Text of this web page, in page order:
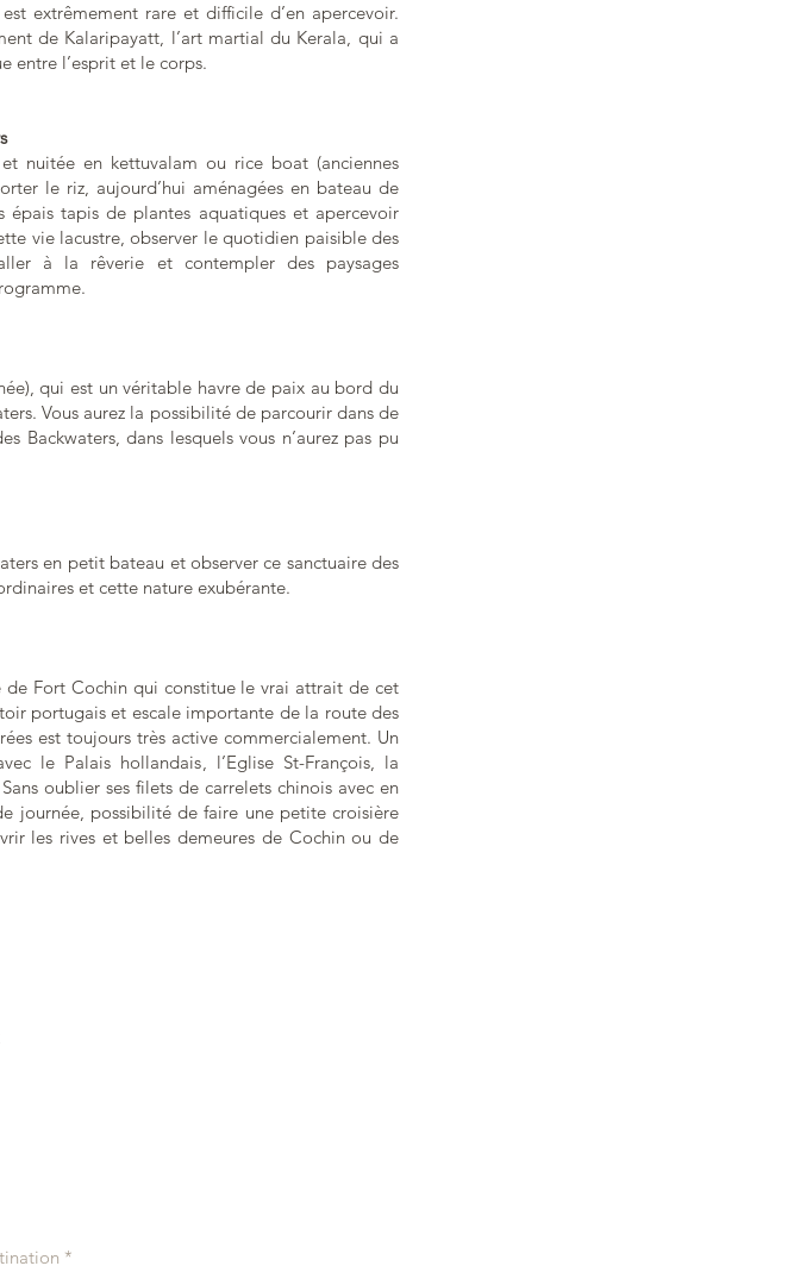
extrêmement rare et difficile d’en apercevoir.
de Kalaripayatt, l’art martial du Kerala, qui a
entre l’esprit et le corps.
nuitée en kettuvalam ou rice boat (anciennes
le riz, aujourd’hui aménagées en bateau de
épais tapis de plantes aquatiques et apercevoir
vie lacustre, observer le quotidien paisible des
à la rêverie et contempler des paysages
qui est un véritable havre de paix au bord du
Vous aurez la possibilité de parcourir dans de
Backwaters, dans lesquels vous n’aurez pas pu
en petit bateau et observer ce sanctuaire des
et cette nature exubérante.
de Fort Cochin qui constitue le vrai attrait de cet
portugais et escale importante de la route des
est toujours très active commercialement. Un
le Palais hollandais, l’Eglise St-François, la
oublier ses filets de carrelets chinois avec en
journée, possibilité de faire une petite croisière
les rives et belles demeures de Cochin ou de